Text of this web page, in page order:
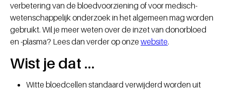
verbetering van de bloedvoorziening of voor medisch-
wetenschappelijk onderzoek in het algemeen mag worden
gebruikt. Wil je meer weten over de inzet van donorbloed
en -plasma? Lees dan verder op onze website.
Wist je dat …
Witte bloedcellen standaard verwijderd worden uit